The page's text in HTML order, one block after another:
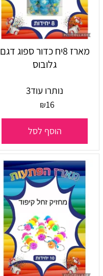
מארז 8יח כדור ספוג דגם
גלובוס
נותרו עוד3
₪16
הוסף לסל